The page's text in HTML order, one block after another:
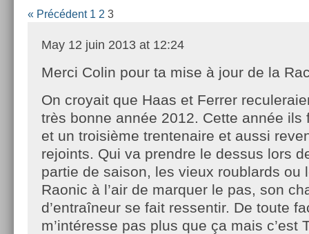
« Précédent 1 2 3
May 12 juin 2013 at 12:24
Merci Colin pour ta mise à jour de la
On croyait que Haas et Ferrer
très bonne année 2012. Cette année ils
et un troisième trentenaire et aussi
rejoints. Qui va prendre le dessus lors
partie de saison, les vieux roublards ou
Raonic à l’air de marquer le pas, son
d’entraîneur se fait ressentir. De toute
m’intéresse pas plus que ça mais c’est